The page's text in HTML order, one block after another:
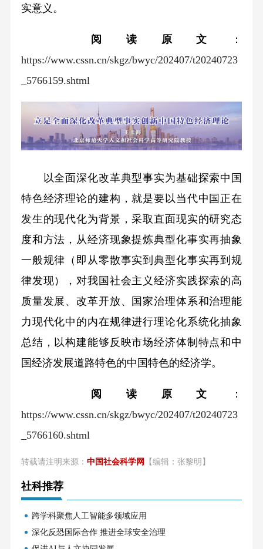
实意义。
阅读原文
：
https://www.cssn.cn/skgz/bwyc/202407/t20240723
_5766159.shtml
以全面深化改革典型事实为基础探索中国
特色经济理论的建构，就是要以当代中国正在
发生的现代化为背景，采取直面现实的研究态
度和方法，从经济现象提炼典型化事实再抽象
一般规律（即从零散事实到典型化事实再到规
律发现），对我国社会主义经济实践探索的高
质量发展、改革开放、国家治理体系和治理能
力现代化中的内在规律进行理论化系统化抽象
总结，以构建能够反映市场经济体制特点和中
国经济发展道路特色的中国特色的经济学。
阅读原文
：
https://www.cssn.cn/skgz/bwyc/202407/t20240723
_5766160.shtml
转载请注明来源： 中国社会科学网 【编辑：张黎明】
社科推荐
跨学科聚焦人工智能多领域应用
深化反恐国际合作 推进全球安全治理